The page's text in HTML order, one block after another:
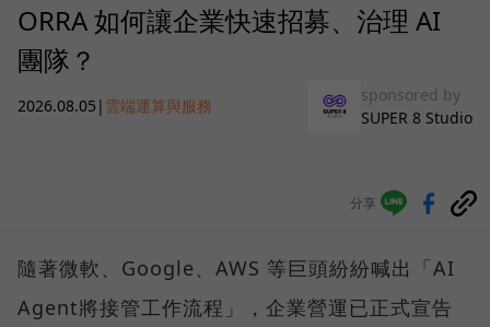
ORRA 如何讓企業快速招募、治理 AI
團隊？
2026.08.05 | 雲端運算與服務
sponsored by
SUPER 8 Studio
分享
隨著微軟、Google、AWS 等巨頭紛紛喊出「AI
Agent將接管工作流程」，企業營運已正式宣告